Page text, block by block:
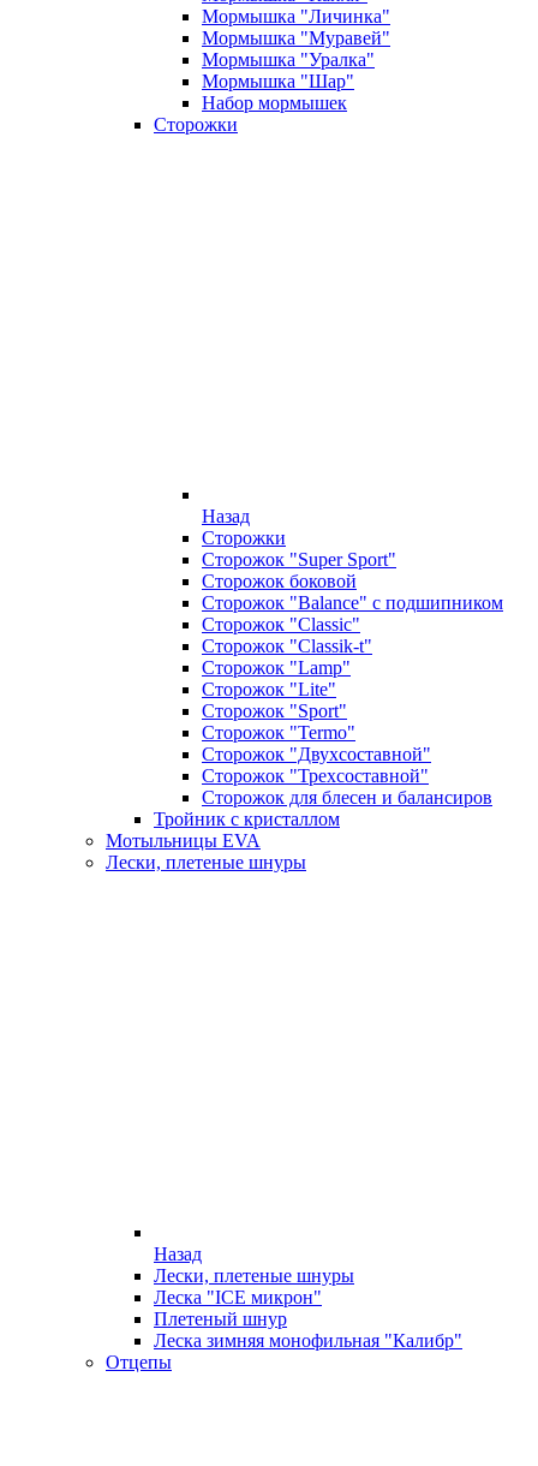
Мормышка "Личинка"
Мормышка "Муравей"
Мормышка "Уралка"
Мормышка "Шар"
Набор мормышек
Сторожки
Назад
Сторожки
Сторожок "Super Sport"
Сторожок боковой
Сторожок "Balance" с подшипником
Сторожок "Classic"
Сторожок "Classik-t"
Сторожок "Lamp"
Сторожок "Lite"
Сторожок "Sport"
Сторожок "Termo"
Сторожок "Двухсоставной"
Сторожок "Трехсоставной"
Сторожок для блесен и балансиров
Тройник с кристаллом
Мотыльницы EVA
Лески, плетеные шнуры
Назад
Лески, плетеные шнуры
Леска "ICE микрон"
Плетеный шнур
Леска зимняя монофильная "Калибр"
Отцепы